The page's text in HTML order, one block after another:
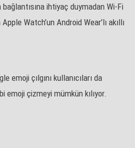
ihtiyaç duymadan Wi-Fi
Watch’un Android Wear’lı akıllı
emoji çılgını kullanıcıları da
emoji çizmeyi mümkün kılıyor.